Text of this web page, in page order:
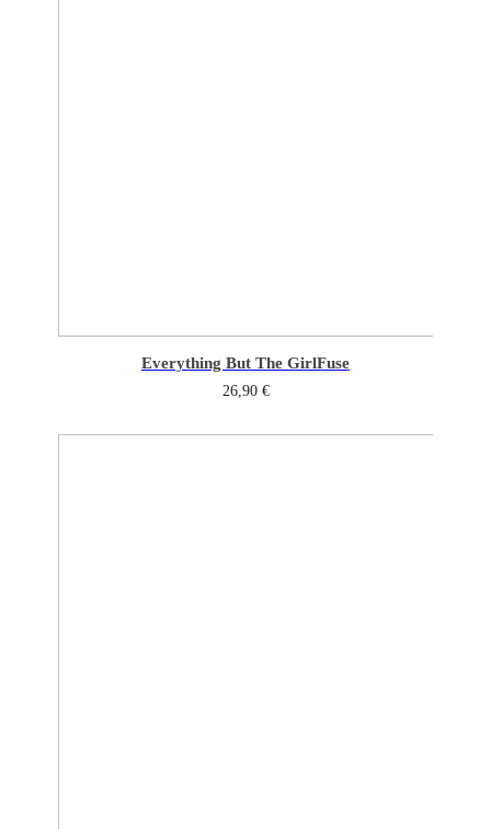
Everything But The GirlFuse
26,90 €